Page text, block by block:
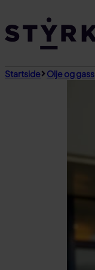
til
innhold
Startside Olje og gass